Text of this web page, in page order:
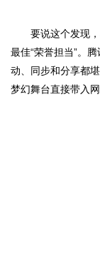
要说这个发现，
最佳“荣誉担当”。
动、同步和分享都
梦幻舞台直接带入